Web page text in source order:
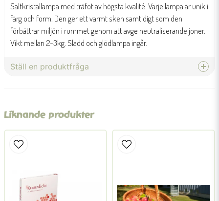
Saltkristallampa med träfot av högsta kvalité. Varje lampa är unik i
färg och form. Den ger ett varmt sken samtidigt som den
förbättrar miljön i rummet genom att avge neutraliserande joner.
Vikt mellan 2-3kg. Sladd och glödlampa ingår.
Ställ en produktfråga
name
Namn
emailMejladress
Liknande produkter